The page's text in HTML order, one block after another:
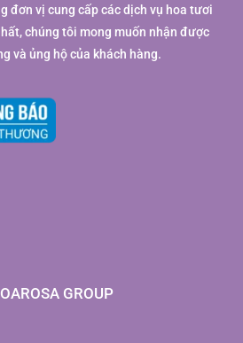
đơn vị cung cấp các dịch vụ hoa tươi
chúng tôi mong muốn nhận được
và ủng hộ của khách hàng.
GROUP